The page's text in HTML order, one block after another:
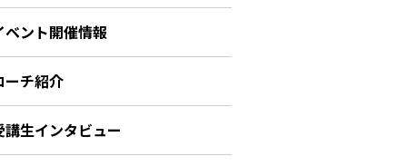
ベント開催情報
ーチ紹介
講生インタビュー